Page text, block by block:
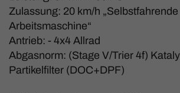
Zulassung: 20 km/h „Selbstfahrende
Arbeitsmaschine“
Antrieb: - 4x4 Allrad
Abgasnorm: (Stage V/Trier 4f)
Partikelfilter (DOC+DPF)